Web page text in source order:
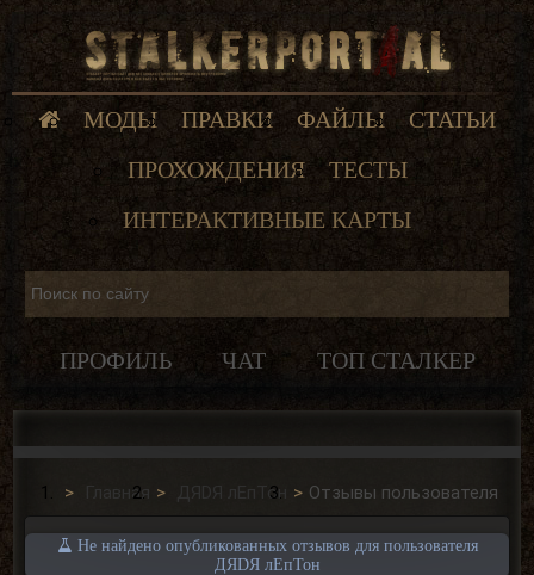
МОДЫ ПРАВКИ ФАЙЛЫ
СТАТЬИ
ПРОХОЖДЕНИЯ
ТЕСТЫ
ИНТЕРАКТИВНЫЕ КАРТЫ
ПРОФИЛЬ ЧАТ ТОП СТАЛКЕР
Главная ДЯDЯ лЕпТон Отзывы пользователя
Не найдено опубликованных отзывов для пользователя
ДЯDЯ лЕпТон